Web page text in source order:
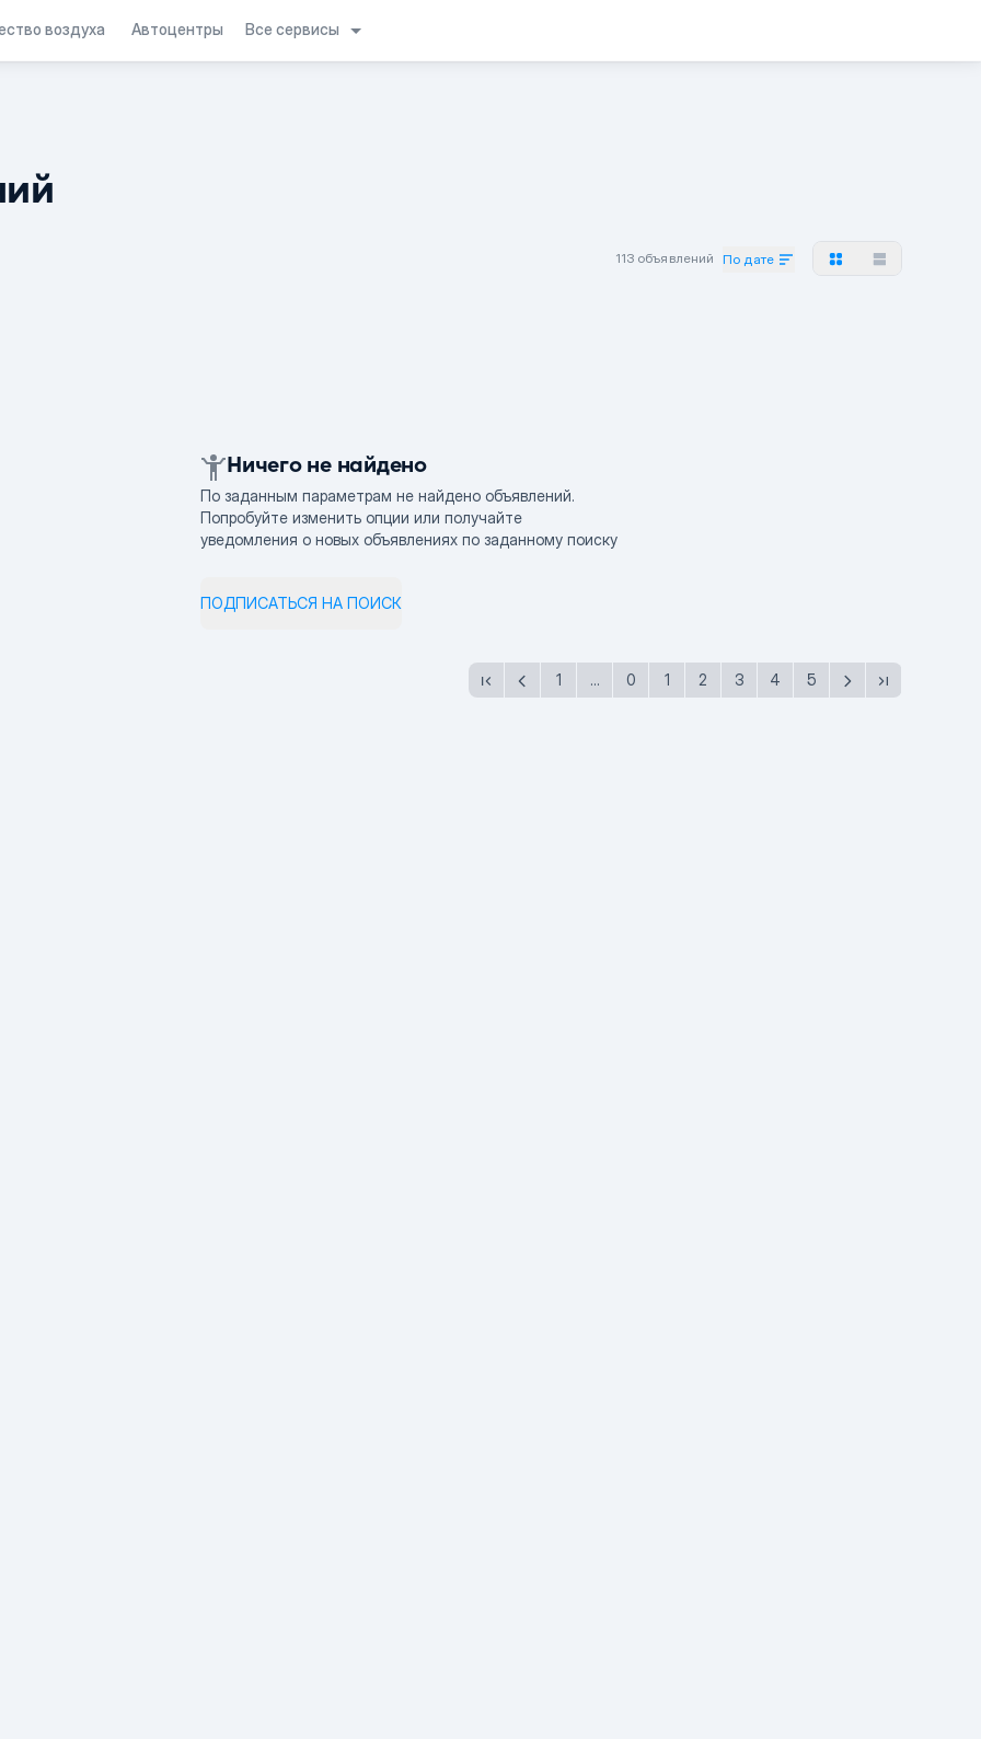
воздуха Автоцентры Все сервисы
113 объявлений По дате
Ничего не найдено
По заданным параметрам не найдено объявлений.
Попробуйте изменить опции или получайте
уведомления о новых объявлениях по заданному поиску
ПОДПИСАТЬСЯ НА ПОИСК
1 ... 0 1 2 3 4 5